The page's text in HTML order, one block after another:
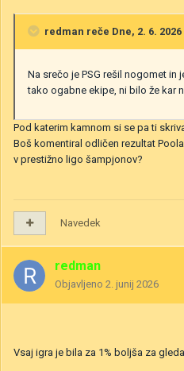
redman reče Dne, 2. 6. 2026
Na srečo je PSG rešil nogomet in
tako ogabne ekipe, ni bilo že kar
Pod katerim kamnom si se pa ti
Boš komentiral odličen rezultat
v prestižno ligo šampjonov?
Navedek
redman
Objavljeno 2. junij 2026
Vsaj igra je bila za 1% boljša za